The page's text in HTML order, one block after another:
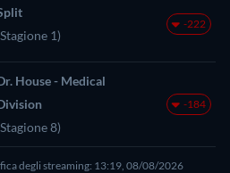
1)
-222
House - Medical
8)
-184
degli streaming: 13:19, 08/08/2026